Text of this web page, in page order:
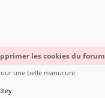
les cookies du forum
une belle manucure.